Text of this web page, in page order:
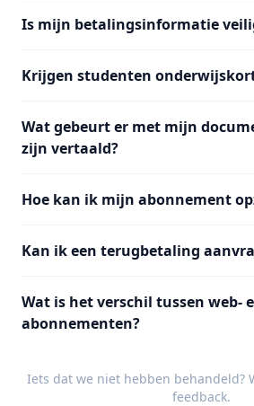
Is mijn betalingsinformatie
Krijgen studenten
Wat gebeurt er met mijn
zijn vertaald?
Hoe kan ik mijn abonnement
Kan ik een terugbetaling
Wat is het verschil tussen web-
abonnementen?
Iets dat we niet hebben behandeld?
feedback.